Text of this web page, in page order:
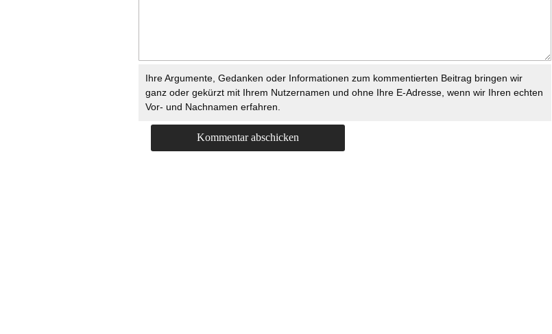
Ihre Argumente, Gedanken oder Informationen zum kommentierten Beitrag bringen wir
ganz oder gekürzt mit Ihrem Nutzernamen und ohne Ihre E-Adresse, wenn wir Ihren echten
Vor- und Nachnamen erfahren.